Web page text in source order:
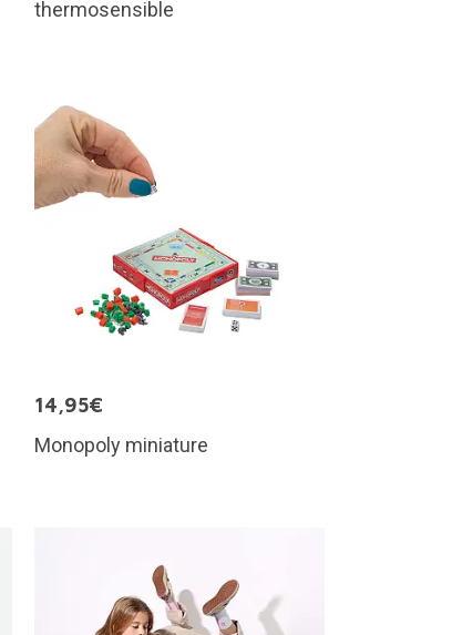
thermosensible
14,95€
Monopoly miniature